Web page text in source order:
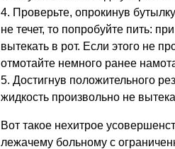
4. Проверьте, опрокинув
не течет, то попробуйте пить:
вытекать в рот. Если этого не
отмотайте немного ранее
5. Достигнув положительного
жидкость произвольно не
Вот такое нехитрое
лежачему больному с